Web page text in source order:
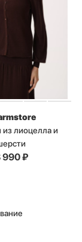
из лиоцелла и
990₽